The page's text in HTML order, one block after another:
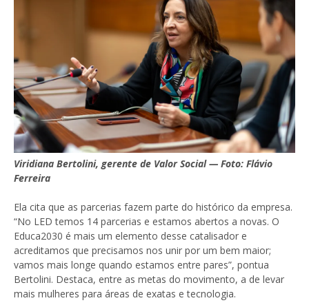
Viridiana Bertolini, gerente de Valor Social — Foto: Flávio
Ferreira
Ela cita que as parcerias fazem parte do histórico da empresa.
“No LED temos 14 parcerias e estamos abertos a novas. O
Educa2030 é mais um elemento desse catalisador e
acreditamos que precisamos nos unir por um bem maior;
vamos mais longe quando estamos entre pares”, pontua
Bertolini. Destaca, entre as metas do movimento, a de levar
mais mulheres para áreas de exatas e tecnologia.